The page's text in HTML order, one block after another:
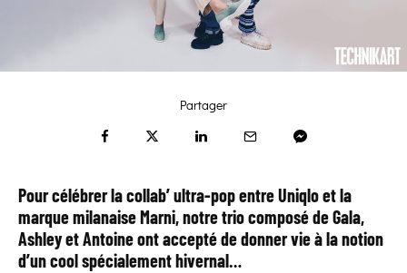
Partager
Pour célébrer la collab’ ultra-pop entreUniqlo et la
marque milanaise Marni, notre trio composé de Gala,
Ashley et Antoine ont accepté de donner vie à la notion
d’un cool spécialement hivernal…